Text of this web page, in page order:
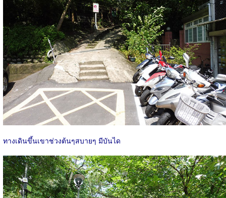
ทางเดินขึ้นเขาช่วงต้นๆสบายๆ มีบันได